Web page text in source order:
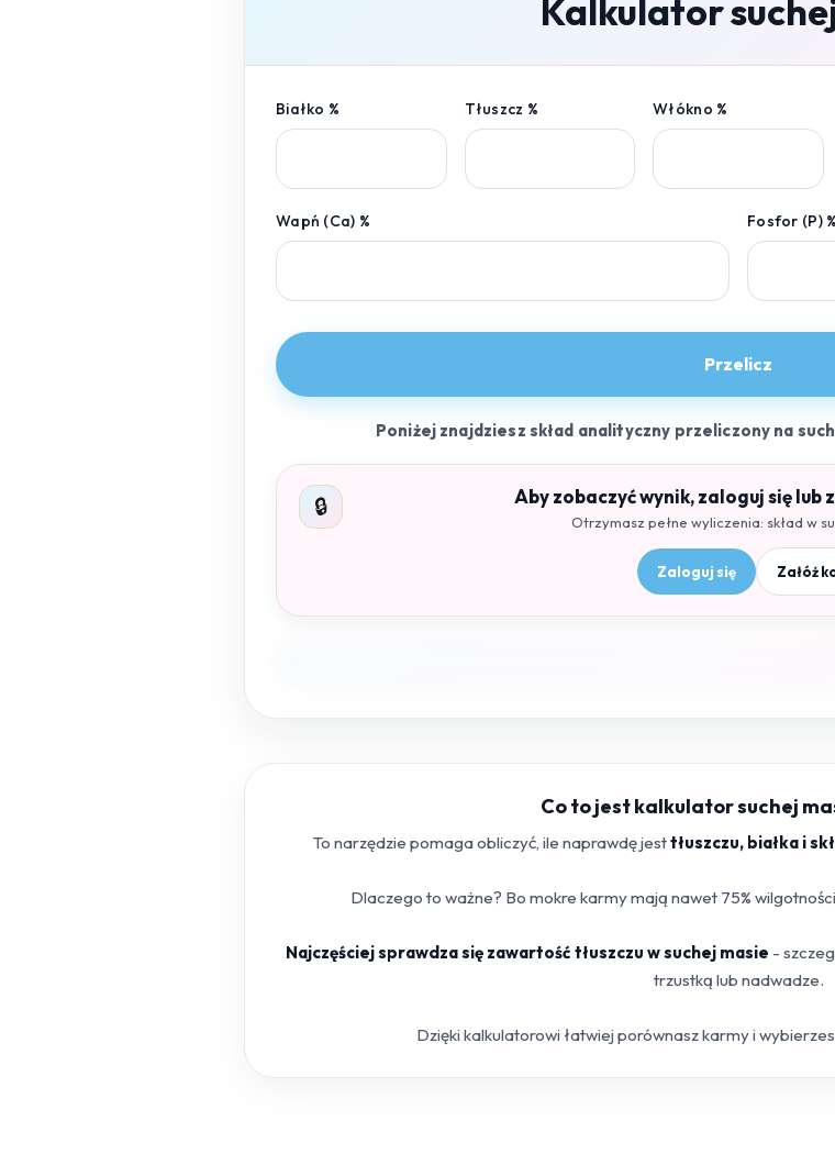
Kalkulator
Białko % Tłuszcz % Włókno %
Wapń (Ca) % Fosfor (P) %
Przelicz
Poniżej znajdziesz skład analityczny przeliczony na
🔒 Aby zobaczyć wynik, zaloguj się lub
Otrzymasz pełne wyliczenia: skład w
Zaloguj się Załóż
Co to jest kalkulator suchej
To narzędzie pomaga obliczyć, ile naprawdę jesttłuszczu, białka i
Dlaczego to ważne? Bo mokre karmy mają nawet 75%
Najczęściej sprawdza się zawartość tłuszczu w suchej masie -
trzustką lub nadwadze.
Dzięki kalkulatorowi łatwiej porównasz karmy i